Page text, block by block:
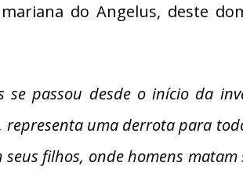
do Angelus, deste
se passou desde o início da
uma derrota para
seus filhos, onde homens